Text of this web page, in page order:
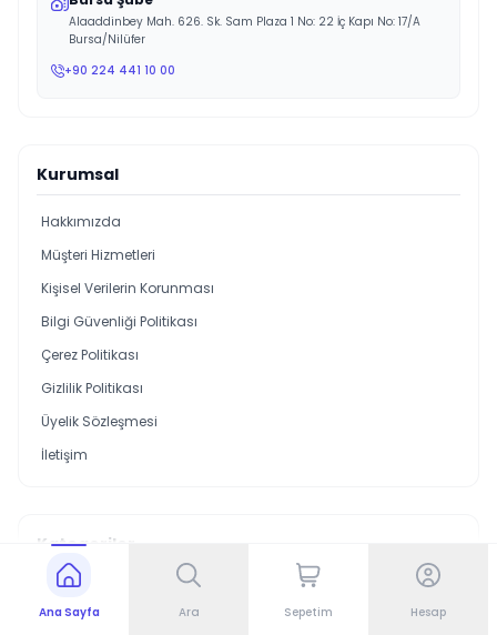
Ana Sayfa Ara Sepetim Hesap
Alaaddinbey Mah. 626. Sk. Sam Plaza 1 No: 22 İç Kapı No: 17/A
Bursa/Nilüfer
+90 224 441 10 00
Kurumsal
Hakkımızda
Müşteri Hizmetleri
Kişisel Verilerin Korunması
Bilgi Güvenliği Politikası
Çerez Politikası
Gizlilik Politikası
Üyelik Sözleşmesi
İletişim
Kategoriler
Askeri Konnektör
Konnektör